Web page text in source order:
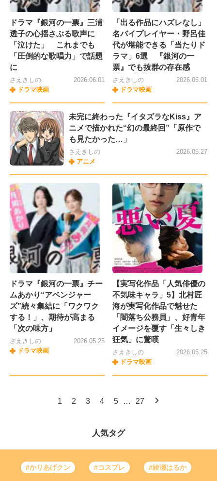
ドラマ『銀河の一票』三浦
透子の心揺さぶる歌声に
「泣けた」 これまでも
「圧倒的な歌唱力」で話題
に
さえきしの
ドラマ映画
2026.06.01
「出る作品にハズレなし」
名バイプレイヤー・野呂佳
代が堪能できる「当たりド
ラマ」6選 『銀河の一
票』でも抜群の存在感
さえきしの
ドラマ映画
2026.06.01
未完に終わった『イタズラなKiss』ア
ニメで描かれた“幻の最終回”「原作で
も見たかった…」
さえきしの
アニメ
2026.05.27
ドラマ『銀河の一票』チー
ムあかり“アベンジャー
ズ”続々集結に「ワクワク
する！」、期待が高まる
「次の味方」
さえきしの
ドラマ映画
2026.05.25
【実写化作品「人気俳優の
不気味キャラ」5】北村匠
海が実写化作品で魅せた
「闇落ち公務員」、好青年
イメージを覆す「生々しき
狂気」に驚嘆
さえきしの
ドラマ映画
2026.05.25
1 2 3 4 5 … 27
人気タグ
#かりあげクン #コスプレ #綾瀬はるか